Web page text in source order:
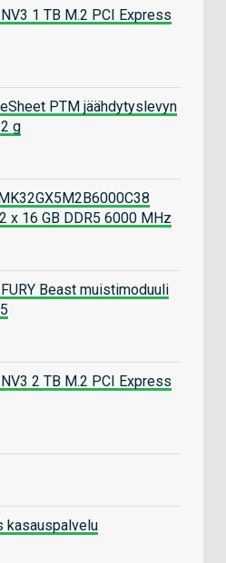
1 TB M.2 PCI Express
PTM jäähdytyslevyn
g
x 16 GB DDR5 6000 MHz
Beast muistimoduuli
2 TB M.2 PCI Express
kasauspalvelu